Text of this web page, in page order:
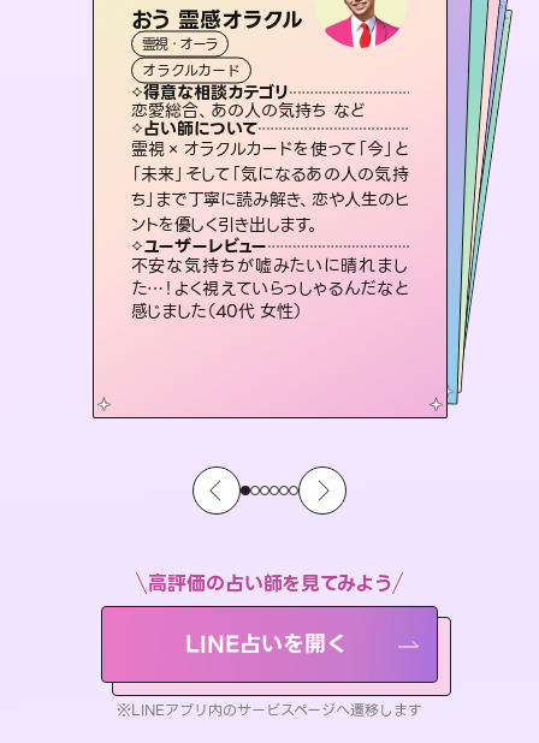
おう 霊感オラクル
霊視・オーラ
オラクルカード
得意な相談カテゴリ
恋愛総合、あの人の気持ち など
占い師について
霊視×オラクルカードを使って「今」と
「未来」そして「気になるあの人の気持
ち」まで丁寧に読み解き、恋や人生のヒ
ントを優しく引き出します。
ユーザーレビュー
不安な気持ちが嘘みたいに晴れまし
た…！よく視えていらっしゃるんだなと
感じました（40代 女性）
アイリス -iris-
西洋占星術
ルーン
得意な相談カテゴリ
恋愛総合、片想い、二人の未来 など
占い師について
復縁、恋愛、不倫の行方、同性愛や片
思い、仕事関係や借金問題まで知りた
いことや心の負担になっていることを
紐解き、背中をそっと押して導きます。
ユーザーレビュー
安心感のあり、言い切ってくれる所や濁
さない鑑定のおかげで、毎回自分の気
持ちを整えられます（30代 男性）
彗望
霊視・オーラ
スピリチュアル・リーディング
得意な相談カテゴリ
片想い、あの人の気持ち、復縁 など
占い師について
3,700年以上の歴史を持つ東洋最古の
占術「易占」で詳細まで占い、幸せへ向
かう道筋を示します。厳しい結果にも具
体的な対策をお伝えします。
ユーザーレビュー
複雑な背景もしっかり聞いて鑑定して
いただけました。気持ちが楽になりまし
た（50代 女性）
とうげんみう
霊視・オーラ
スピリチュアル・リーディング
得意な相談カテゴリ
片想い、あの人の気持ち、復縁 など
占い師について
恋愛のお悩みの中でも特に「曖昧な関係」の相談を得意としており、友達以上恋人未満なお相手との今後や本音を丁寧に読み解き恋愛成就へと導きます。
ユーザーレビュー
鑑定していただいてアドバイス通りに行
動すると仲が復活してきました。ありが
とうございました（40代 女性）
未来視師＊花
スピリチュアル・リーディング
得意な相談カテゴリ
出逢い、片想い、復縁 など
占い師について
未来には何パターンもの選択肢があり
ます。不安で視えにくくなっているあな
たの素敵な未来を見つけ、その未来を
選択できるようアドバイスします。
ユーザーレビュー
職場の人の性質や人間関係、本心など
本当によく視えていてびっくり。対策が
打てて前向きになれます（40代）
霊視・オーラ タロット
スピリチュアル・リーディング
得意な相談カテゴリ
片想い、二人の未来、年の差 など
占い師について
連絡再開、復縁、成就などの報告実績
多数。セラピストとして2万超の施術経
験があるからこそできる鑑定で、より良
い未来をサポートします。
ユーザーレビュー
とても心温まる鑑定でした。しかもこち
らは何も言っていないのに視えていらっ
しゃるんだなと驚きです（30代女性）
高評価の占い師を見てみよう
LINE占いを開く
※LINEアプリ内のサービスページへ遷移します